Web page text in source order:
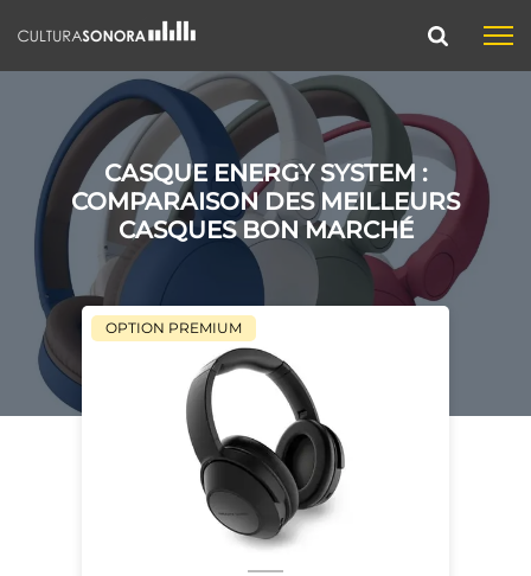
CASQUE ENERGY SYSTEM :
COMPARAISON DES MEILLEURS
CASQUES BON MARCHÉ
OPTION PREMIUM